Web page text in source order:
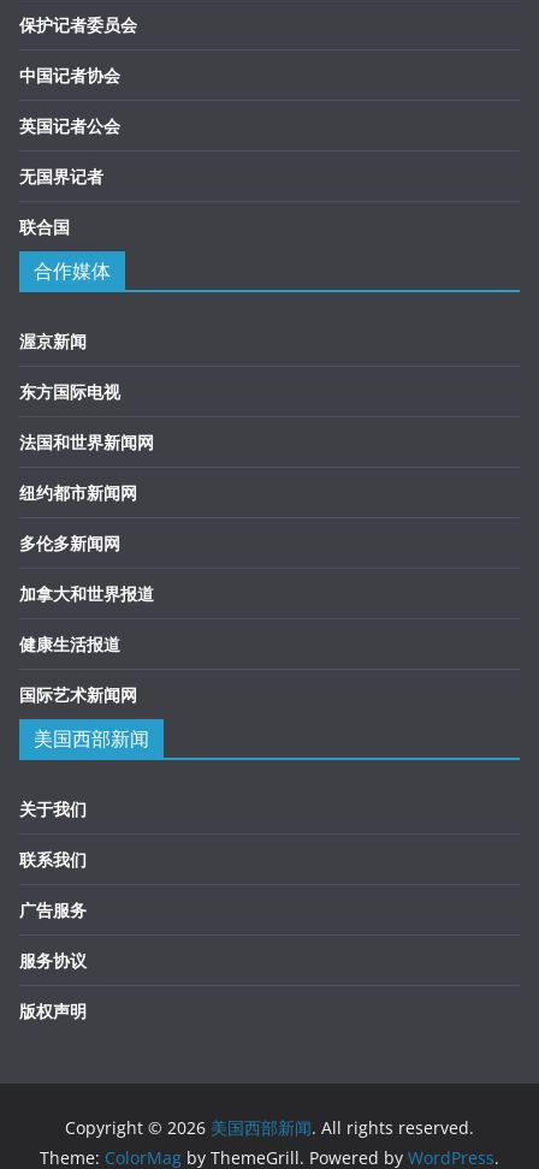
保护记者委员会
中国记者协会
英国记者公会
无国界记者
联合国
合作媒体
渥京新闻
东方国际电视
法国和世界新闻网
纽约都市新闻网
多伦多新闻网
加拿大和世界报道
健康生活报道
国际艺术新闻网
美国西部新闻
关于我们
联系我们
广告服务
服务协议
版权声明
Copyright © 2026 美国西部新闻. All rights reserved.
Theme: ColorMag by ThemeGrill. Powered by WordPress.